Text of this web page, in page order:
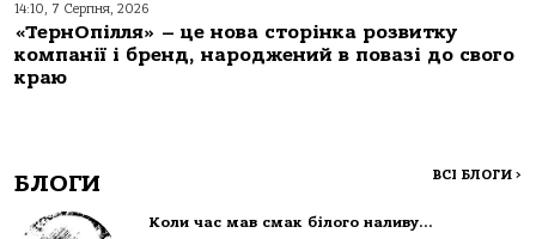
14:10, 7 Серпня, 2026
«ТернОпілля» – це нова сторінка розвитку
компанії і бренд, народжений в повазі до свого
краю
БЛОГИ ВСІ БЛОГИ >
Коли час мав смак білого наливу…